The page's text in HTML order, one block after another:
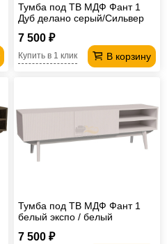
Тумба под ТВ МДФ Фант 1
Дуб делано серый/Сильвер
7 500 ₽
В корзину
Купить в 1 клик
Тумба под ТВ МДФ Фант 1
белый экспо / белый
7 500 ₽